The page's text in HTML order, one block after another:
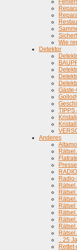
Wie
Detektor
TIPPS
Anderes
.. 25